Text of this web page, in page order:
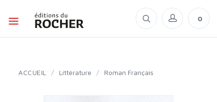
0
ACCUEIL / Littérature / Roman Français